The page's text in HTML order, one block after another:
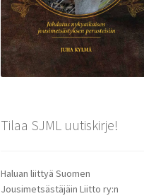
Tilaa SJML uutiskirje!
Haluan liittyä Suomen
Jousimetsästäjäin Liitto ry:n